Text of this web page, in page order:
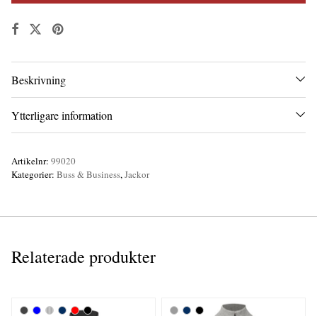
Beskrivning
Ytterligare information
Artikelnr: 99020
Kategorier: Buss & Business,Jackor
Relaterade produkter